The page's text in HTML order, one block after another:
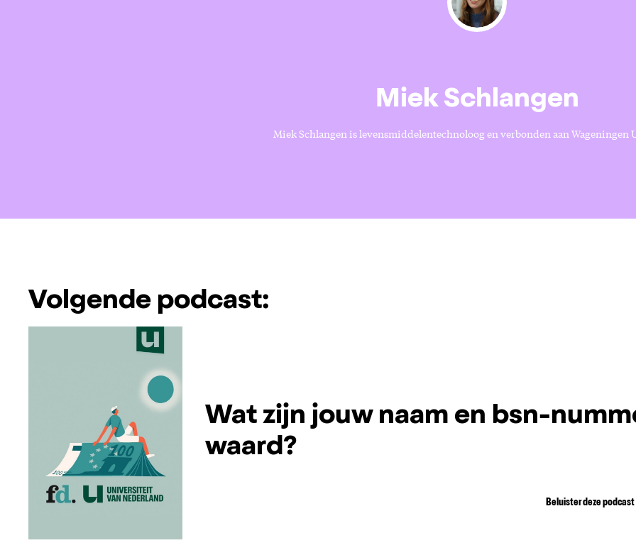
Miek Schlangen
Miek Schlangen is levensmiddelentechnoloog en verbonden aan Wageningen
Volgende podcast:
Wat zijn jouw naam en bsn-
waard?
Beluister deze podcast